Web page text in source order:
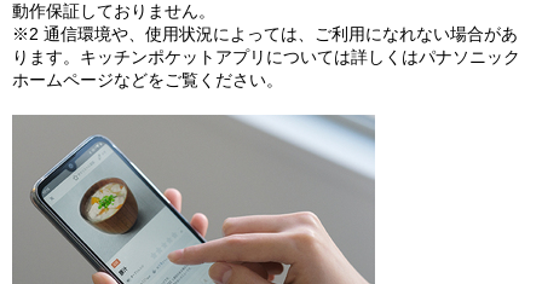
動作保証しておりません。
※2 通信環境や、使用状況によっては、ご利用になれない場合があ
ります。キッチンポケットアプリについては詳しくはパナソニック
ホームページなどをご覧ください。